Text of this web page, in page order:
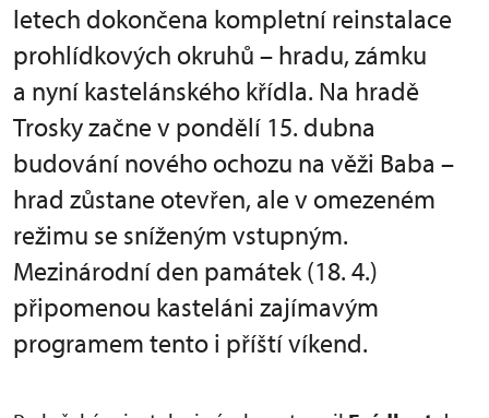
letech dokončena kompletní reinstalace
prohlídkových okruhů – hradu, zámku
a nyní kastelánského křídla. Na hradě
Trosky začne v pondělí 15. dubna
budování nového ochozu na věži Baba –
hrad zůstane otevřen, ale v omezeném
režimu se sníženým vstupným.
Mezinárodní den památek (18. 4.)
připomenou kasteláni zajímavým
programem tento i příští víkend.